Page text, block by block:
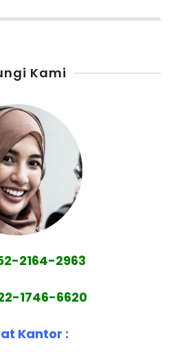
Kami
2164-2963
1746-6620
Kantor :